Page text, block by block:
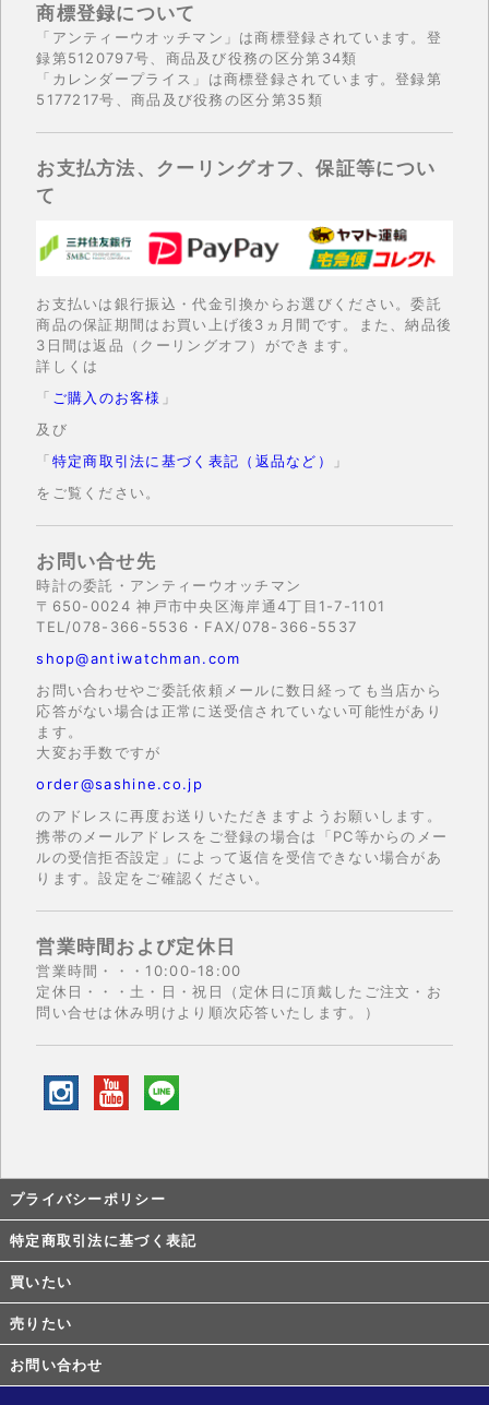
商標登録について
「アンティーウオッチマン」は商標登録されています。登
録第5120797号、商品及び役務の区分第34類
「カレンダープライス」は商標登録されています。登録第
5177217号、商品及び役務の区分第35類
お支払方法、クーリングオフ、保証等につい
て
お支払いは銀行振込・代金引換からお選びください。委託
商品の保証期間はお買い上げ後3ヵ月間です。また、納品後
3日間は返品（クーリングオフ）ができます。
詳しくは
「 ご購入のお客様 」
及び
「特定商取引法に基づく表記（返品など）
」
をご覧ください。
お問い合せ先
時計の委託・アンティーウオッチマン
〒650-0024 神戸市中央区海岸通4丁目1-7-1101
TEL/078-366-5536・FAX/078-366-5537
shop@antiwatchman.com
お問い合わせやご委託依頼メールに数日経っても当店から
応答がない場合は正常に送受信されていない可能性があり
ます。
大変お手数ですが
order@sashine.co.jp
のアドレスに再度お送りいただきますようお願いします。
携帯のメールアドレスをご登録の場合は「PC等からのメー
ルの受信拒否設定」によって返信を受信できない場合があ
ります。設定をご確認ください。
営業時間および定休日
営業時間・・・10:00-18:00
定休日・・・土・日・祝日（定休日に頂戴したご注文・お
問い合せは休み明けより順次応答いたします。）
プライバシーポリシー
特定商取引法に基づく表記
買いたい
売りたい
お問い合わせ